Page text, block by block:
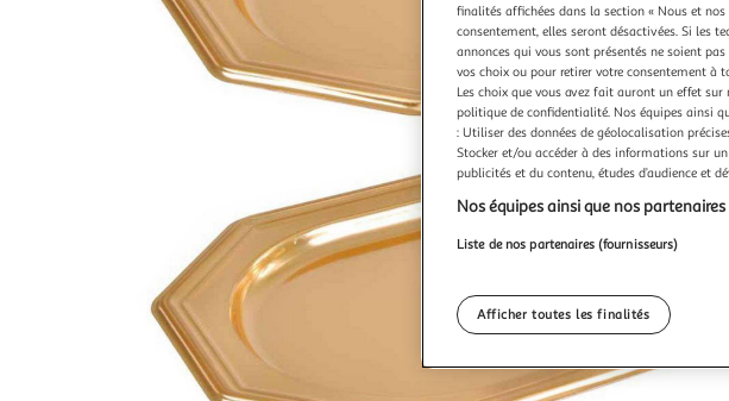
finalités affichées dans la section « Nous et
consentement, elles seront désactivées. Si les
annonces qui vous sont présentés ne soient
vos choix ou pour retirer votre consentement à
Les choix que vous avez fait auront un effet
politique de confidentialité. Nos équipes ainsi
: Utiliser des données de géolocalisation
Stocker et/ou accéder à des informations sur
publicités et du contenu, études d’audience et
Nos équipes ainsi que nos
Liste de nos partenaires (fournisseurs)
Afficher toutes les finalités